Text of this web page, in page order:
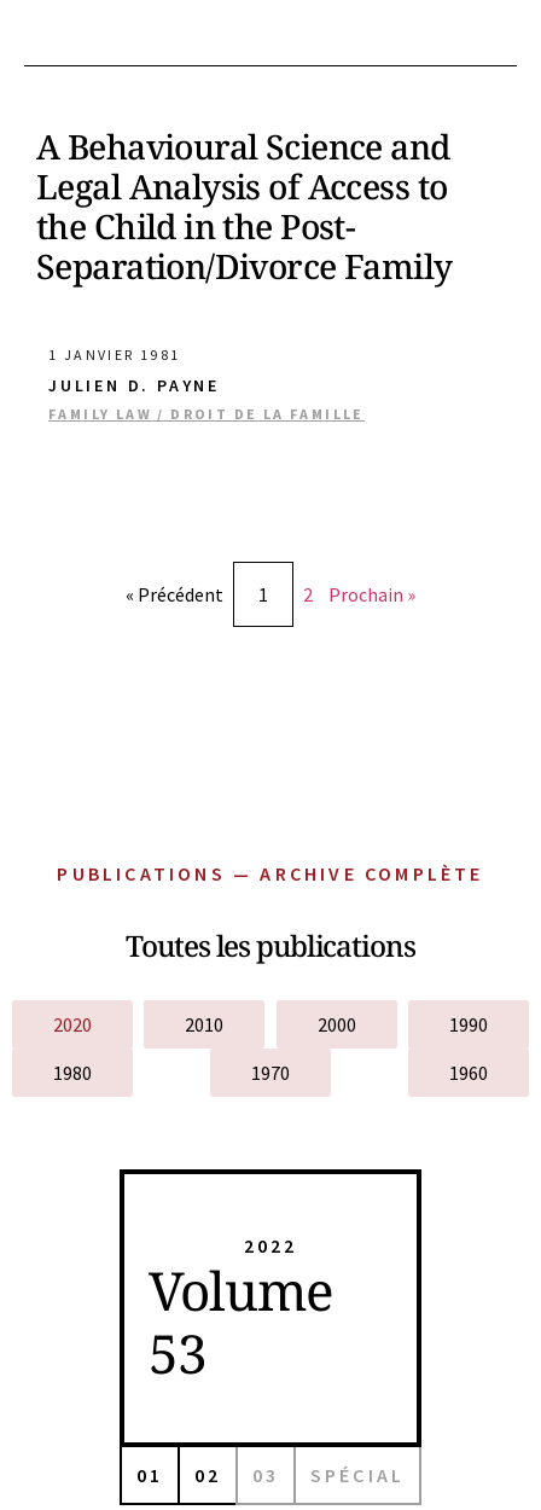
A Behavioural Science and
Legal Analysis of Access to
the Child in the Post-
Separation/Divorce Family
1 JANVIER 1981
JULIEN D. PAYNE
FAMILY LAW / DROIT DE LA FAMILLE
« Précédent 1 2 Prochain »
PUBLICATIONS — ARCHIVE COMPLÈTE
Toutes les publications
2020 2010 2000
1990
1980
1970 1960
2022
Volume
53
01 02 03 SPÉCIAL